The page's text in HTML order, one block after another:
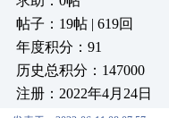
帖子：19帖 | 619回
年度积分：91
历史总积分：147000
注册：2022年4月24日